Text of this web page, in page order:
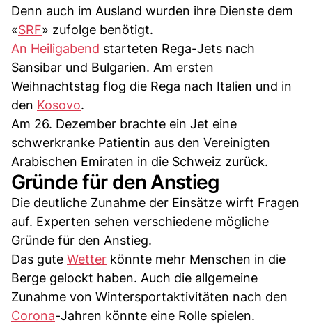
Denn auch im Ausland wurden ihre Dienste dem
«SRF» zufolge benötigt.
An Heiligabend starteten Rega-Jets nach
Sansibar und Bulgarien. Am ersten
Weihnachtstag flog die Rega nach Italien und in
den Kosovo.
Am 26. Dezember brachte ein Jet eine
schwerkranke Patientin aus den Vereinigten
Arabischen Emiraten in die Schweiz zurück.
Gründe für den Anstieg
Die deutliche Zunahme der Einsätze wirft Fragen
auf. Experten sehen verschiedene mögliche
Gründe für den Anstieg.
Das gute Wetter könnte mehr Menschen in die
Berge gelockt haben. Auch die allgemeine
Zunahme von Wintersportaktivitäten nach den
Corona-Jahren könnte eine Rolle spielen.